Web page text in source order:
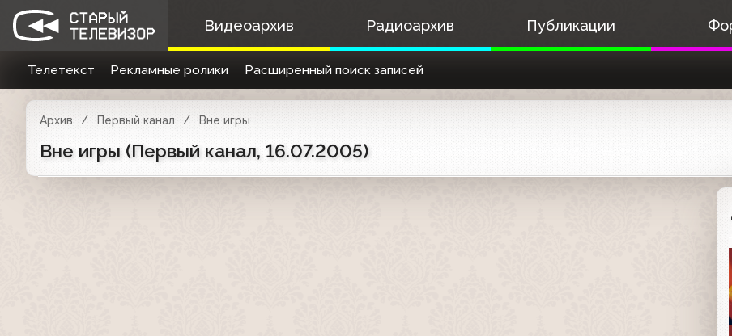
Видеоархив Радиоархив Публикации
Телетекст Рекламные ролики Расширенный поиск записей
Архив Первый канал Вне игры
Вне игры (Первый канал, 16.07.2005)